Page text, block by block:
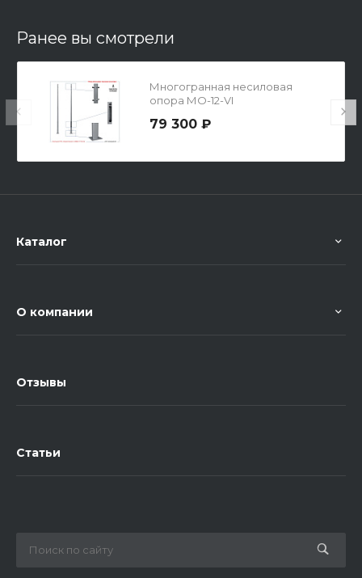
Ранее вы смотрели
Многогранная несиловая
опора МО-12-VI
79 300 ₽
Каталог
О компании
Отзывы
Статьи